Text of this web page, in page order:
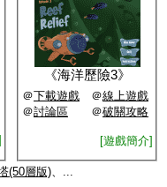
《海洋歷險3》
＠下載遊戲 ＠線上遊戲
＠討論區 ＠破關攻略
[遊戲簡介]
(50層版)